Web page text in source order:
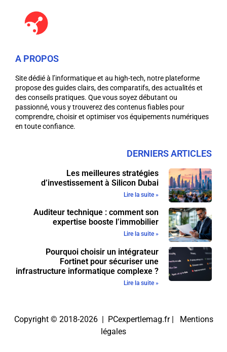
A PROPOS
Site dédié à l’informatique et au high-tech, notre plateforme
propose des guides clairs, des comparatifs, des actualités et
des conseils pratiques. Que vous soyez débutant ou
passionné, vous y trouverez des contenus fiables pour
comprendre, choisir et optimiser vos équipements numériques
en toute confiance.
DERNIERS ARTICLES
Les meilleures stratégies
d’investissement à Silicon Dubai
Lire la suite »
Auditeur technique : comment son
expertise booste l’immobilier
Lire la suite »
Pourquoi choisir un intégrateur
Fortinet pour sécuriser une
infrastructure informatique complexe ?
Lire la suite »
Copyright © 2018-2026 | PCexpertlemag.fr | Mentions
légales